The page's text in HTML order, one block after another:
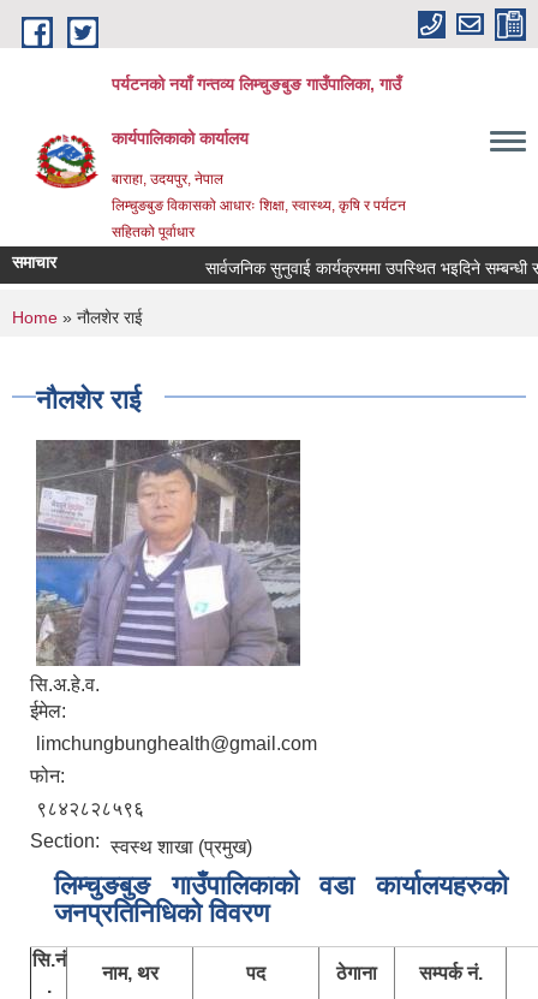
Skip to main content
पर्यटनको नयाँ गन्तव्य लिम्चुङबुङ गाउँपालिका, गाउँ
कार्यपालिकाको कार्यालय
बाराहा, उदयपुर, नेपाल
लिम्चुङबुङ विकासको आधारः शिक्षा, स्वास्थ्य, कृषि र पर्यटन
सहितको पूर्वाधार
समाचार सार्वजनिक सुनुवाई कार्यक्रममा उपस्थित भइदिने सम्बन्धी
You are here
Home » नौलशेर राई
नौलशेर राई
सि.अ.हे.व.
ईमेल:
limchungbunghealth@gmail.com
फोन:
९८४२८२८५९६
Section: स्वस्थ शाखा (प्रमुख)
लिम्चुङबुङ गाउँपालिकाकाे वडा कार्यालयहरुकाे
जनप्रतिनिधिकाे विवरण
सि.नं
.
नाम, थर पद ठेगाना सम्पर्क नं.